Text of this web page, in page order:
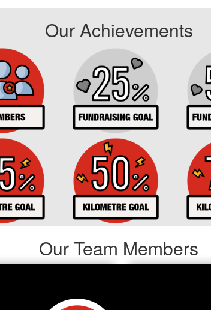
Our Achievements
Our Team Members